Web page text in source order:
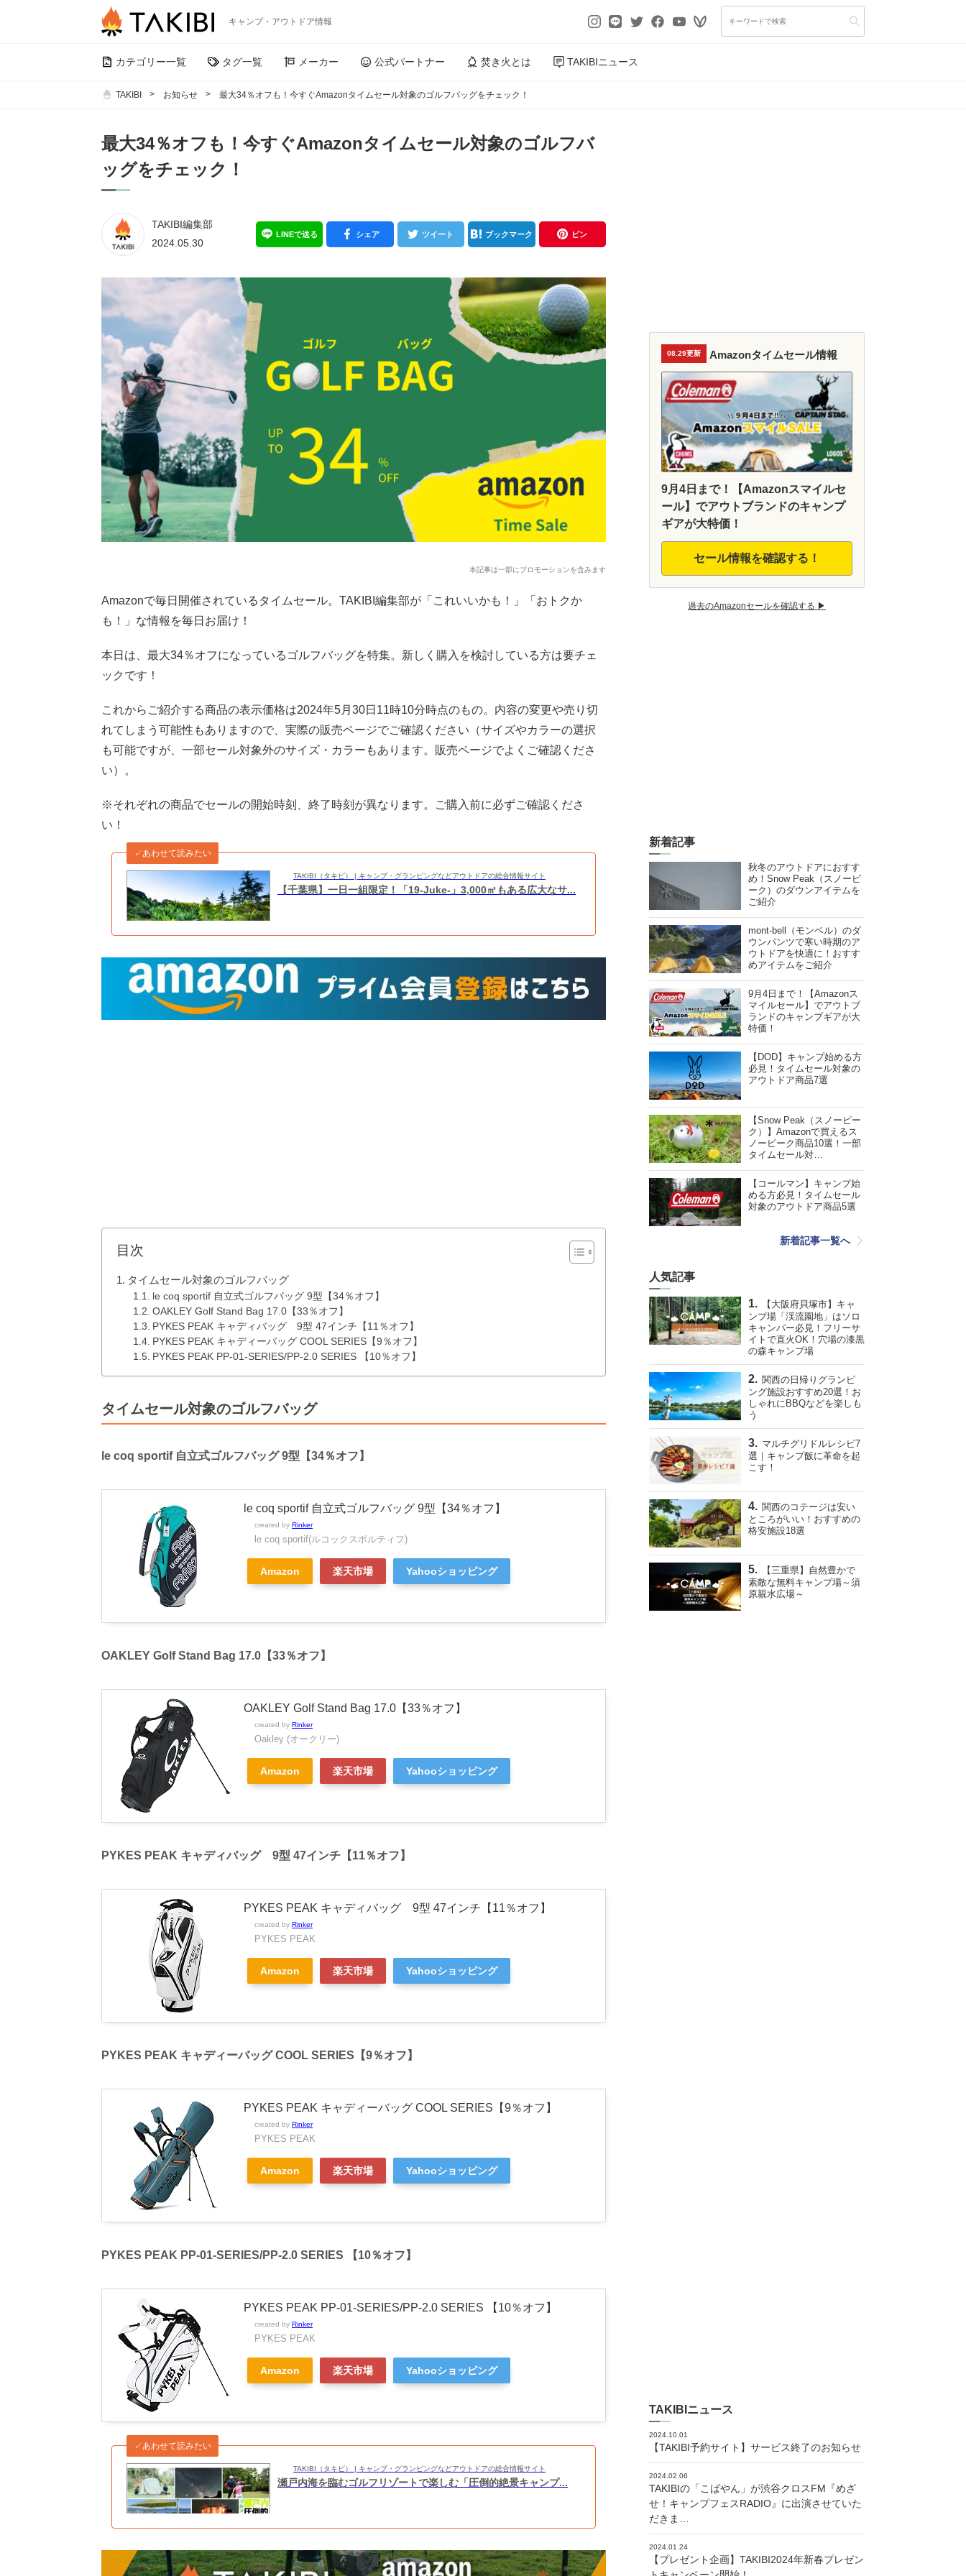
キャンプ・アウトドア情報
カテゴリー一覧 タグ一覧 メーカー 公式パートナー 焚き火とは TAKIBIニュース
TAKIBI お知らせ 最大34％オフも！今すぐAmazonタイムセール対象のゴルフバッグをチェック！
最大34％オフも！今すぐAmazonタイムセール対象のゴルフバ
ッグをチェック！
TAKIBI編集部
2024.05.30
LINEで送る シェア ツイート ブックマーク ピン
本記事は一部にプロモーションを含みます
Amazonで毎日開催されているタイムセール。TAKIBI編集部が「これいいかも！」「おトクか
も！」な情報を毎日お届け！
本日は、最大34％オフになっているゴルフバッグを特集。新しく購入を検討している方は要チェ
ックです！
これからご紹介する商品の表示価格は2024年5月30日11時10分時点のもの。内容の変更や売り切
れてしまう可能性もありますので、実際の販売ページでご確認ください（サイズやカラーの選択
も可能ですが、一部セール対象外のサイズ・カラーもあります。販売ページでよくご確認くださ
い）。
※それぞれの商品でセールの開始時刻、終了時刻が異なります。ご購入前に必ずご確認くださ
い！
TAKIBI（タキビ） | キャンプ・グランピングなどアウトドアの総合情報サイト
✓あわせて読みたい
【千葉県】一日一組限定！「19-Juke-」3,000㎡もある広大なサ...
目次
タイムセール対象のゴルフバッグ
le coq sportif 自立式ゴルフバッグ 9型【34％オフ】
OAKLEY Golf Stand Bag 17.0【33％オフ】
PYKES PEAK キャディバッグ 9型 47インチ【11％オフ】
PYKES PEAK キャディーバッグ COOL SERIES【9％オフ】
PYKES PEAK PP-01-SERIES/PP-2.0 SERIES 【10％オフ】
タイムセール対象のゴルフバッグ
le coq sportif 自立式ゴルフバッグ 9型【34％オフ】
le coq sportif 自立式ゴルフバッグ 9型【34％オフ】
created by Rinker
le coq sportif(ルコックスポルティフ)
Amazon 楽天市場 Yahooショッピング
OAKLEY Golf Stand Bag 17.0【33％オフ】
OAKLEY Golf Stand Bag 17.0【33％オフ】
created by Rinker
Oakley (オークリー)
Amazon 楽天市場 Yahooショッピング
PYKES PEAK キャディバッグ 9型 47インチ【11％オフ】
PYKES PEAK キャディバッグ 9型 47インチ【11％オフ】
created by Rinker
PYKES PEAK
Amazon 楽天市場 Yahooショッピング
PYKES PEAK キャディーバッグ COOL SERIES【9％オフ】
PYKES PEAK キャディーバッグ COOL SERIES【9％オフ】
created by Rinker
PYKES PEAK
Amazon 楽天市場 Yahooショッピング
PYKES PEAK PP-01-SERIES/PP-2.0 SERIES 【10％オフ】
PYKES PEAK PP-01-SERIES/PP-2.0 SERIES 【10％オフ】
created by Rinker
PYKES PEAK
Amazon 楽天市場 Yahooショッピング
TAKIBI（タキビ） | キャンプ・グランピングなどアウトドアの総合情報サイト
✓あわせて読みたい
瀬戸内海を臨むゴルフリゾートで楽しむ「圧倒的絶景キャンプ...
08.29更新 Amazonタイムセール情報
9月4日まで！【Amazonスマイルセ
ール】でアウトブランドのキャンプ
ギアが大特価！
セール情報を確認する！
過去のAmazonセールを確認する ▶︎
新着記事
秋冬のアウトドアにおすす
め！Snow Peak（スノーピ
ーク）のダウンアイテムを
ご紹介
mont-bell（モンベル）のダ
ウンパンツで寒い時期のア
ウトドアを快適に！おすす
めアイテムをご紹介
9月4日まで！【Amazonス
マイルセール】でアウトブ
ランドのキャンプギアが大
特価！
【DOD】キャンプ始める方
必見！タイムセール対象の
アウトドア商品7選
【Snow Peak（スノーピー
ク）】Amazonで買えるス
ノーピーク商品10選！一部
タイムセール対…
【コールマン】キャンプ始
める方必見！タイムセール
対象のアウトドア商品5選
新着記事一覧へ
人気記事
【大阪府貝塚市】キャ
ンプ場「渓流園地」はソロ
キャンパー必見！フリーサ
イトで直火OK！穴場の漆黒
の森キャンプ場
関西の日帰りグランピ
ング施設おすすめ20選！お
しゃれにBBQなどを楽しも
う
マルチグリドルレシピ7
選｜キャンプ飯に革命を起
こす！
関西のコテージは安い
ところがいい！おすすめの
格安施設18選
【三重県】自然豊かで
素敵な無料キャンプ場～須
原親水広場～
TAKIBIニュース
2024.10.01
【TAKIBI予約サイト】サービス終了のお知らせ
2024.02.06
TAKIBIの「こばやん」が渋谷クロスFM『めざ
せ！キャンプフェスRADIO』に出演させていた
だきま…
2024.01.24
【プレゼント企画】TAKIBI2024年新春プレゼン